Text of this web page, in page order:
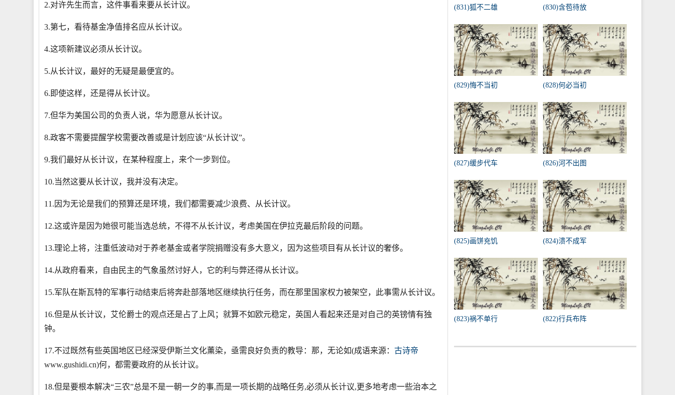
2.对许先生而言，这件事看来要从长计议。
3.第七，看待基金净值排名应从长计议。
4.这项新建议必须从长计议。
5.从长计议，最好的无疑是最便宜的。
6.即使这样，还是得从长计议。
7.但华为美国公司的负责人说，华为愿意从长计议。
8.政客不需要提醒学校需要改善或是计划应该“从长计议”。
9.我们最好从长计议，在某种程度上，来个一步到位。
10.当然这要从长计议，我并没有决定。
11.因为无论是我们的预算还是环境，我们都需要减少浪费、从长计议。
12.这或许是因为她很可能当选总统，不得不从长计议，考虑美国在伊拉克最后阶段的问题。
13.理论上将，注重低波动对于养老基金或者学院捐赠没有多大意义，因为这些项目有从长计议的奢侈。
14.从政府看来，自由民主的气象虽然讨好人，它的利与弊还得从长计议。
15.军队在斯瓦特的军事行动结束后将奔赴部落地区继续执行任务，而在那里国家权力被架空，此事需从长计议。
16.但是从长计议，艾伦爵士的观点还是占了上风；就算不如欧元稳定，英国人看起来还是对自己的英镑情有独
钟。
17.不过既然有些英国地区已经深受伊斯兰文化薰染，亟需良好负责的教导：那，无论如(成语来源： 古诗帝
www.gushidi.cn)何，都需要政府的从长计议。
18.但是要根本解决“三农”总是不是一朝一夕的事,而是一项长期的战略任务,必须从长计议,更多地考虑一些治本之
(831)狐不二雄 (830)含苞待放
(829)悔不当初 (828)何必当初
(827)缓步代车 (826)河不出图
(825)画饼充饥 (824)溃不成军
(823)祸不单行 (822)行兵布阵